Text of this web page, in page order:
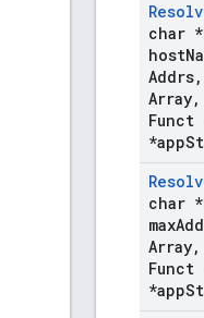
char
host
Addrs,
Array,
Funct
*app
char
max
Array,
Funct
*app